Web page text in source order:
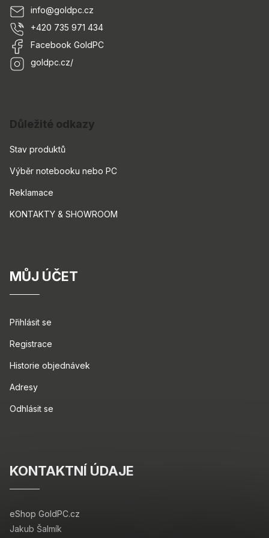
info@goldpc.cz
+420 735 971 434
Facebook GoldPC
goldpc.cz/
Důležité odkazy
Stav produktů
Výběr notebooku nebo PC
Reklamace
KONTAKTY & SHOWROOM
MŮJ ÚČET
Přihlásit se
Registrace
Historie objednávek
Adresy
Odhlásit se
KONTAKTNÍ ÚDAJE
eShop GoldPC.cz
Jakub Šalmík